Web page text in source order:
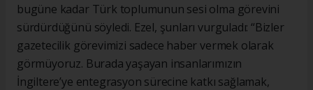
bugüne kadar Türk toplumunun sesi olma görevini
sürdürdüğünü söyledi. Ezel, şunları vurguladı: “Bizler
gazetecilik görevimizi sadece haber vermek olarak
görmüyoruz. Burada yaşayan insanlarımızın
İngiltere’ye entegrasyon sürecine katkı sağlamak,